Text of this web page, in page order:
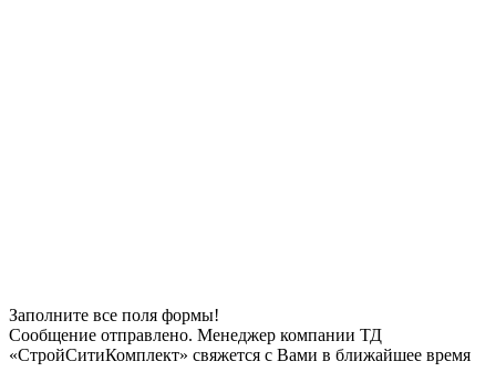
Заполните все поля формы!
Сообщение отправлено. Менеджер компании ТД
«СтройСитиКомплект» свяжется с Вами в ближайшее время